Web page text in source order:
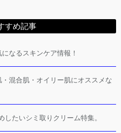
すめ記事
なるスキンケア情報！
混合肌・オイリー肌にオススメな
したいシミ取りクリーム特集。